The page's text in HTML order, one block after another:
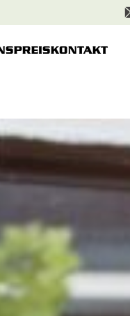
PREISKONTAKT